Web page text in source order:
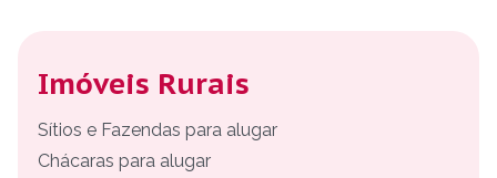
Imóveis Rurais
Sítios e Fazendas para alugar
Chácaras para alugar